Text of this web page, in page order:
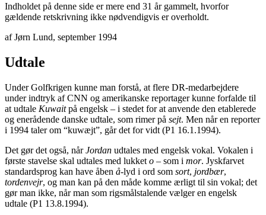
Indholdet på denne side er mere end 31 år gammelt, hvorfor
gældende retskrivning ikke nødvendigvis er overholdt.
af Jørn Lund, september 1994
Udtale
Under Golfkrigen kunne man forstå, at flere DR-medarbejdere
under indtryk af CNN og amerikanske reportager kunne forfalde til
at udtale Kuwaitpå engelsk – i stedet for at anvende den etablerede
og enerådende danske udtale, som rimer på sejt. Men når en reporter
i 1994 taler om “kuwæjt”, går det for vidt (P1 16.1.1994).
Det gør det også, nårJordan udtales med engelsk vokal. Vokalen i
første stavelse skal udtales med lukket o – som i mor. Jyskfarvet
standardsprog kan have åben å-lyd i ord som sort, jordbær,
tordenvejr, og man kan på den måde komme ærligt til sin vokal; det
gør man ikke, når man som rigsmålstalende vælger en engelsk
udtale (P1 13.8.1994).